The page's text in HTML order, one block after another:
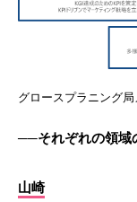
グロースプラニング
──それぞれの領域
山崎